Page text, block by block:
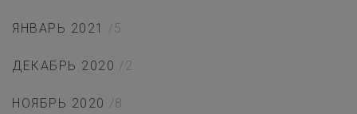
ЯНВАРЬ 2021 /5
ДЕКАБРЬ 2020 /2
НОЯБРЬ 2020 /8